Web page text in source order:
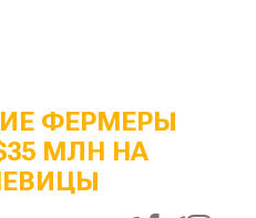
ФЕРМЕРЫ
МЛН НА